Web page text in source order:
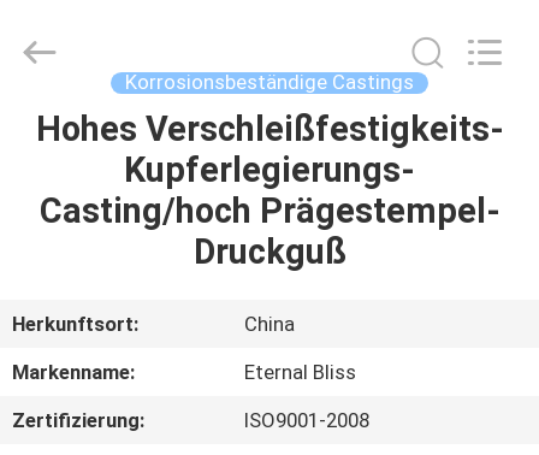
HAUS
PRODUKTE
ÜBER
Forging
Co.,LTD..
Reserved.
Korrosionsbeständige Castings
Hohes Verschleißfestigkeits-
Kupferlegierungs-
Casting/hoch Prägestempel-
Druckguß
Herkunftsort:
China
Markenname:
Eternal Bliss
Zertifizierung:
ISO9001-2008